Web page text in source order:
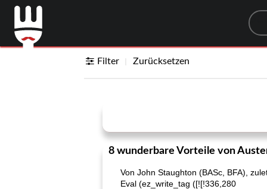
Filter Zurücksetzen
8 wunderbare Vorteile von
Von John Staughton (BASc, BFA),
Eval (ez_write_tag ([![!336,280